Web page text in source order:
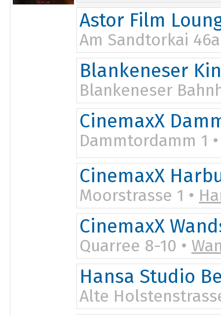
Astor Film
Am Sandtorkai
Blankeneser
Blankeneser
CinemaxX
Dammtordamm 1
CinemaxX
Moorstrasse 1 •
CinemaxX
Quarree 8-10 •
Hansa Studio
Alte